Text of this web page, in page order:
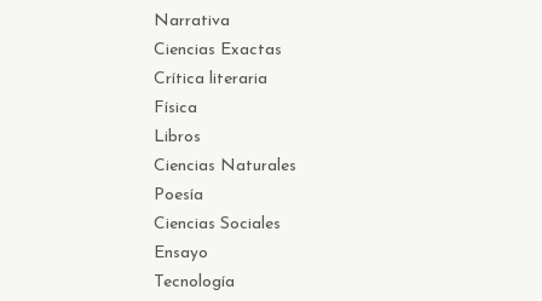
Narrativa
Ciencias Exactas
Crítica literaria
Física
Libros
Ciencias Naturales
Poesía
Ciencias Sociales
Ensayo
Tecnología